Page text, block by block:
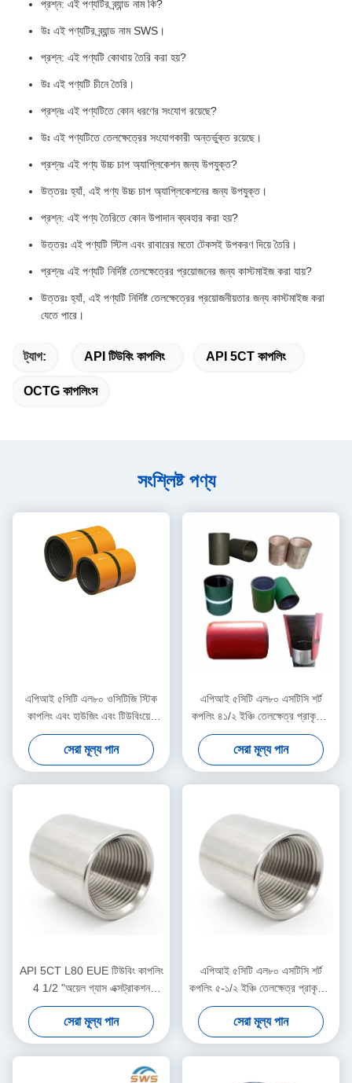
প্রশ্ন: এই পণ্যটির ব্র্যান্ড নাম কি?
উঃ এই পণ্যটির ব্র্যান্ড নাম SWS।
প্রশ্ন: এই পণ্যটি কোথায় তৈরি করা হয়?
উঃ এই পণ্যটি চীনে তৈরি।
প্রশ্নঃ এই পণ্যটিতে কোন ধরণের সংযোগ রয়েছে?
উঃ এই পণ্যটিতে তেলক্ষেত্রের সংযোগকারী অন্তর্ভুক্ত রয়েছে।
প্রশ্নঃ এই পণ্য উচ্চ চাপ অ্যাপ্লিকেশন জন্য উপযুক্ত?
উত্তরঃ হ্যাঁ, এই পণ্য উচ্চ চাপ অ্যাপ্লিকেশনের জন্য উপযুক্ত।
প্রশ্ন: এই পণ্য তৈরিতে কোন উপাদান ব্যবহার করা হয়?
উত্তরঃ এই পণ্যটি স্টিল এবং রাবারের মতো টেকসই উপকরণ দিয়ে তৈরি।
প্রশ্নঃ এই পণ্যটি নির্দিষ্ট তেলক্ষেত্রের প্রয়োজনের জন্য কাস্টমাইজ করা যায়?
উত্তরঃ হ্যাঁ, এই পণ্যটি নির্দিষ্ট তেলক্ষেত্রের প্রয়োজনীয়তার জন্য কাস্টমাইজ করা
যেতে পারে।
ট্যাগ: API টিউবিং কাপলিং API 5CT কাপলিং
OCTG কাপলিংস
সংশ্লিষ্ট পণ্য
এপিআই ৫সিটি এল৮০ ওসিটিজি স্টিক
কাপলিং এবং হাউজিং এবং টিউবিংয়ের
জন্য থ্রেড
সেরা মূল্য পান
এপিআই ৫সিটি এল৮০ এসটিসি শর্ট
কপলিং ৪১/২ ইঞ্চি তেলক্ষেত্র প্রাকৃতিক
গ্যাস সংগ্রহ পাইপলাইন সংযোগকারী
সেরা মূল্য পান
API 5CT L80 EUE টিউবিং কাপলিং
4 1/2 "অয়েল গ্যাস এক্সট্রাকশন
সিমলেস স্টিল পাইপ কাপলার, মাঝারি
গভীরতা তেল ও গ্যাস উত্পাদন টিউবিং
সংযোগ এবং ডাউনহোল তরল সংক্রমণ
জন্য গৃহীত
সেরা মূল্য পান
এপিআই ৫সিটি এল৮০ এসটিসি শর্ট
কপলিং ৫-১/২ ইঞ্চি তেলক্ষেত্র প্রাকৃতিক
গ্যাস সংগ্রহ পাইপলাইন সংযোগকারী
সেরা মূল্য পান